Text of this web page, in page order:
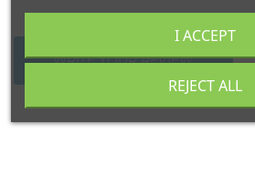
WRITE YOUR REVIEW
REJECT ALL
I ACCEPT